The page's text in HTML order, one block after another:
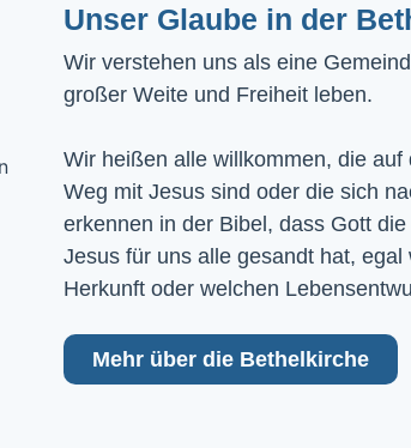
Unser Glaube in der
Wir verstehen uns als eine
großer Weite und Freiheit leben.
Wir heißen alle willkommen, die
Weg mit Jesus sind oder die sich
erkennen in der Bibel, dass Gott
Jesus für uns alle gesandt hat,
Herkunft oder welchen
Mehr über die Bethelkirche